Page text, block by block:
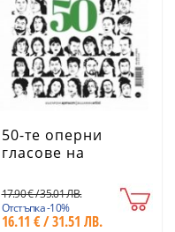
50-те оперни
гласове на
17.90 € / 35.01 ЛВ.
Отстъпка -10%
16.11 € / 31.51 ЛВ.